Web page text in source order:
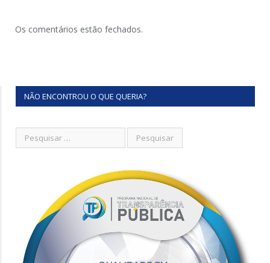
Os comentários estão fechados.
NÃO ENCONTROU O QUE QUERIA?